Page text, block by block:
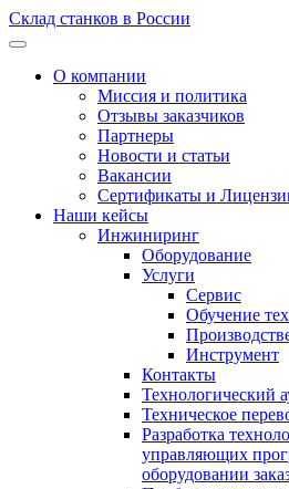
Склад станков в России
О компании
Миссия и политика
Отзывы заказчиков
Партнеры
Новости и статьи
Вакансии
Сертификаты и
Наши кейсы
Инжиниринг
Оборудование
Услуги
Сервис
Обучение
Инструмент
Контакты
Технологический
Техническое
Разработка
управляющих
оборудовании